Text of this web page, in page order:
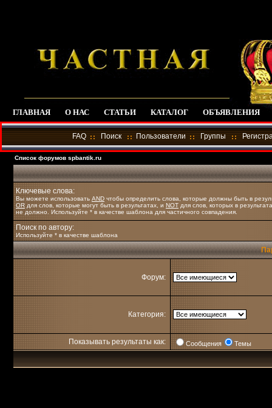
ГЛАВНАЯ О НАС СТАТЬИ КАТАЛОГ ОБЪЯВЛЕНИЯ
FAQ Поиск Пользователи Группы
Список форумов spbantik.ru
Ключевые слова:
Вы можете использовать AND чтобы определить слова, которые должны быть в
OR для слов, которые могут быть в результатах, и NOT для слов, которых в
не должно. Используйте * в качестве шаблона для частичного совпадения.
Поиск по автору:
Используйте * в качестве шаблона
Форум:
Категория:
Показывать результаты как: Сообщения Темы